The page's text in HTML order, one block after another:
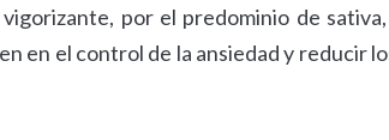
por el predominio de
en el control de la ansiedad y reducir